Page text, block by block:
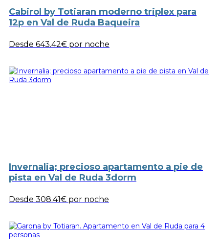
Cabirol by Totiaran moderno triplex para
12p en Val de Ruda Baqueira
Desde 643.42€ por noche
Invernalia; precioso apartamento a pie de
pista en Val de Ruda 3dorm
Desde 308.41€ por noche